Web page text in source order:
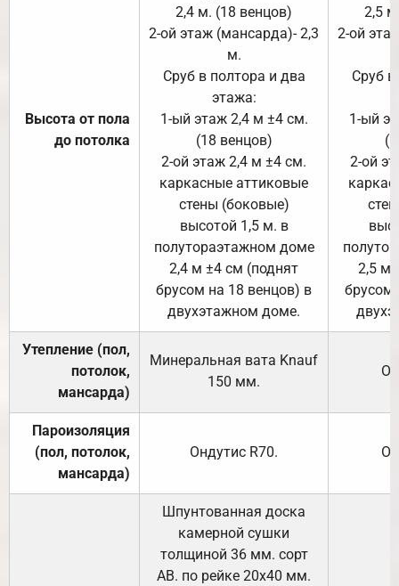
Высота от пола
до потолка
2,4 м. (18 венцов)
2-ой этаж (мансарда)- 2,3
м.
Сруб в полтора и два
этажа:
1-ый этаж 2,4 м ±4 см.
(18 венцов)
2-ой этаж 2,4 м ±4 см.
каркасные аттиковые
стены (боковые)
высотой 1,5 м. в
полутораэтажном доме
2,4 м ±4 см (поднят
брусом на 18 венцов) в
двухэтажном доме.
2,5
2-ой
Сруб
1-ый
2-ой
2,5 м
брусом
Утепление (пол,
потолок,
мансарда)
Минеральная вата Knauf
150 мм.
Пароизоляция
(пол, потолок,
мансарда)
Ондутис R70.
Шпунтованная доска
камерной сушки
толщиной 36 мм. сорт
АВ. по рейке 20х40 мм.